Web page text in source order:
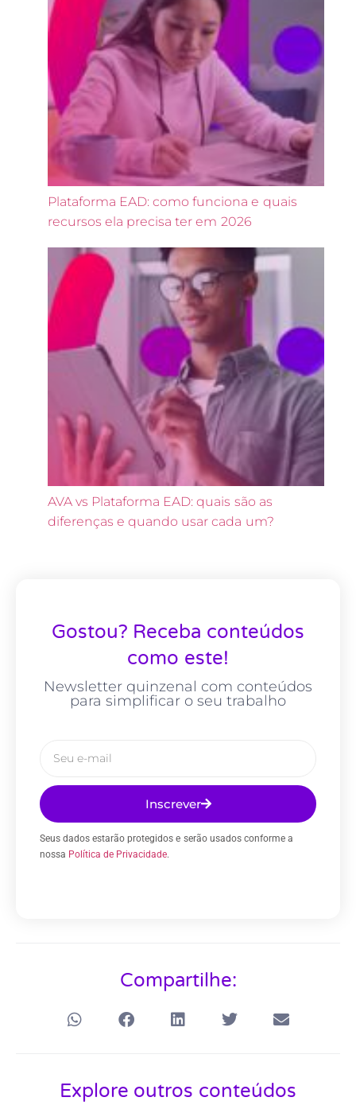
Plataforma EAD: como funciona e quais
recursos ela precisa ter em 2026
AVA vs Plataforma EAD: quais são as
diferenças e quando usar cada um?
Gostou? Receba conteúdos
como este!
Newsletter quinzenal com conteúdos
para simplificar o seu trabalho
Inscrever
Seus dados estarão protegidos e serão usados conforme a
nossa Política de Privacidade.
Compartilhe:
Explore outros conteúdos